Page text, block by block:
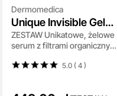
Dermomedica
Unique Invisible Gel
SPF 30 + Copper
Multipeptide Serum
ZESTAW Unikatowe, żelowe
serum z filtrami organicznymi
miedziowym, argireliną i beta-
5.0 ( 4)